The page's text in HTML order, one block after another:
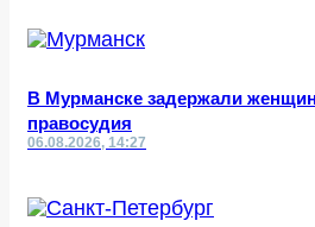
В Мурманске задержали
правосудия
06.08.2026, 14:27